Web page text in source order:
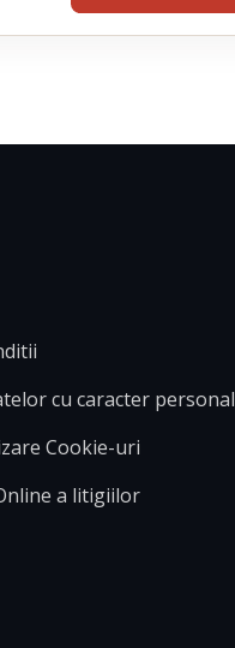
cu caracter personal
Cookie-uri
a litigiilor